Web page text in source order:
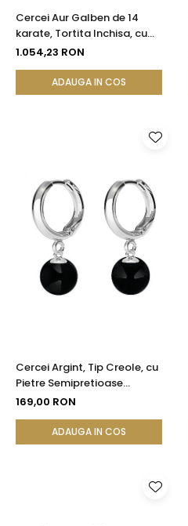
Cercei Aur Galben de 14
karate, Tortita Inchisa, cu
Pietre Semipretioase
1.054,23 RON
ADAUGA IN COS
Cercei Argint, Tip Creole, cu
Pietre Semipretioase
Naturale de Onix de 8 mm
169,00 RON
ADAUGA IN COS